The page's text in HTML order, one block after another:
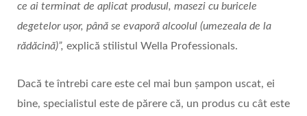
ce ai terminat de aplicat produsul, masezi cu buricele
degetelor ușor, până se evaporă alcoolul (umezeala de la
rădăcină)”, explică stilistul Wella Professionals.
Dacă te întrebi care este cel mai bun șampon uscat, ei
bine, specialistul este de părere că, un produs cu cât este